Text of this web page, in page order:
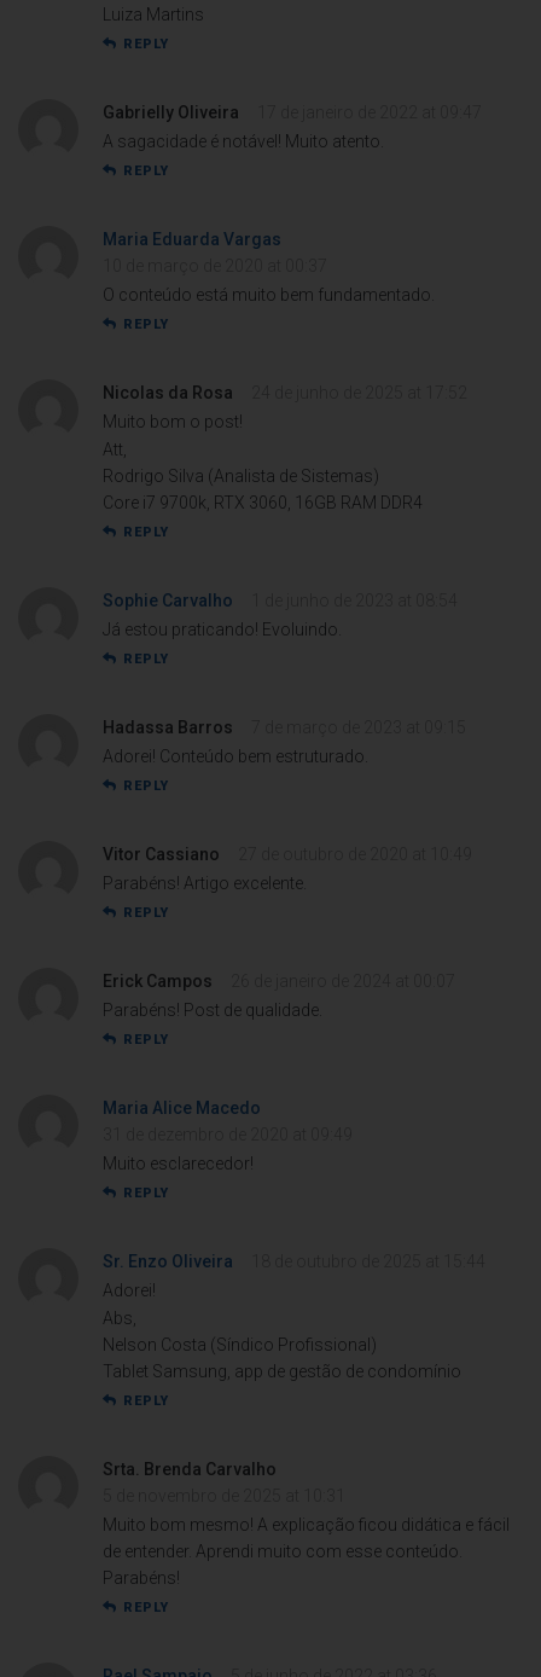
Luiza Martins
REPLY
Gabrielly Oliveira
A sagacidade é notável! Muito atento.
REPLY
Maria Eduarda Vargas
O conteúdo está muito bem fundamentado.
REPLY
Nicolas da Rosa
Muito bom o post!
Att,
Rodrigo Silva (Analista de Sistemas)
Core i7 9700k, RTX 3060, 16GB RAM DDR4
REPLY
Sophie Carvalho
Já estou praticando! Evoluindo.
REPLY
Hadassa Barros
Adorei! Conteúdo bem estruturado.
REPLY
Vitor Cassiano
Parabéns! Artigo excelente.
REPLY
Erick Campos
Parabéns! Post de qualidade.
REPLY
Maria Alice Macedo
Muito esclarecedor!
REPLY
Sr. Enzo Oliveira
Adorei!
Abs,
Nelson Costa (Síndico Profissional)
Tablet Samsung, app de gestão de condomínio
REPLY
Srta. Brenda Carvalho
Muito bom mesmo! A explicação ficou didática e fácil
de entender. Aprendi muito com esse conteúdo.
Parabéns!
REPLY